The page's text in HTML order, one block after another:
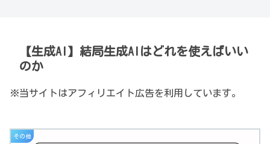
【生成AI】結局生成AIはどれを使えばいい
のか
※当サイトはアフィリエイト広告を利用しています。
その他